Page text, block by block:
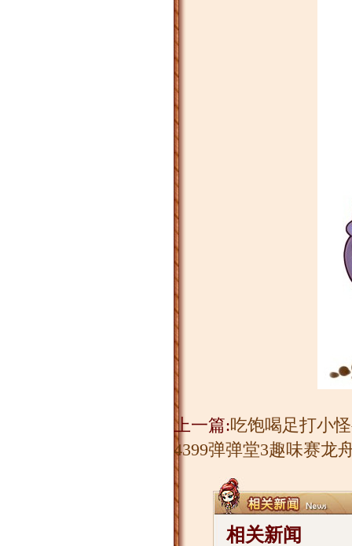
上一篇:吃饱喝足打小
4399弹弹堂3趣味赛龙
相关新闻